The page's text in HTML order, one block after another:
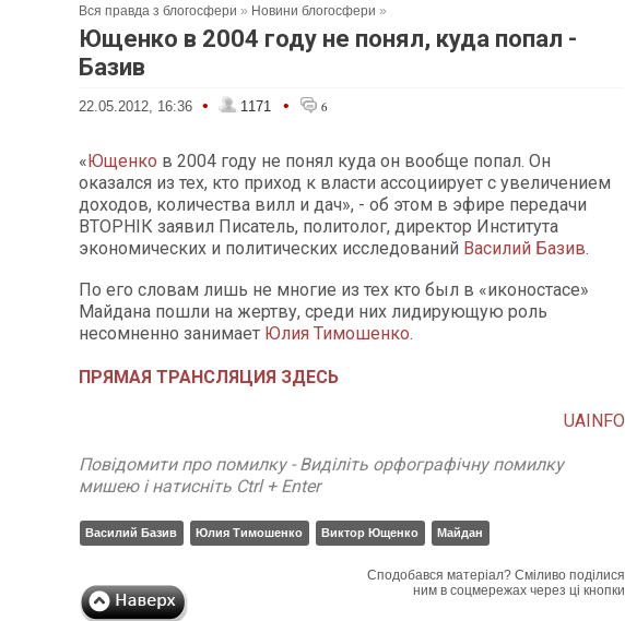
Вся правда з блогосфери » Новини блогосфери »
Ющенко в 2004 году не понял, куда попал -
Базив
22.05.2012, 16:36 • 1171 • 6
«Ющенко в 2004 году не понял куда он вообще попал. Он
оказался из тех, кто приход к власти ассоциирует с увеличением
доходов, количества вилл и дач», - об этом в эфире передачи
ВТОРНІК заявил Писатель, политолог, директор Института
экономических и политических исследований Василий Базив.
По его словам лишь не многие из тех кто был в «иконостасе»
Майдана пошли на жертву, среди них лидирующую роль
несомненно занимает Юлия Тимошенко.
ПРЯМАЯ ТРАНСЛЯЦИЯ ЗДЕСЬ
UAINFO
Повідомити про помилку - Виділіть орфографічну помилку
мишею і натисніть Ctrl + Enter
Василий Базив Юлия Тимошенко Виктор Ющенко Майдан
Сподобався матеріал? Сміливо поділися
ним в соцмережах через ці кнопки